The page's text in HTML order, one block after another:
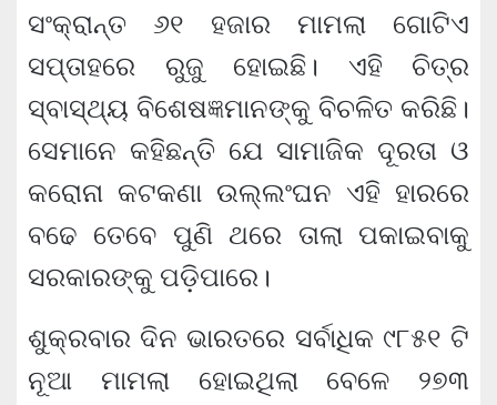
ସଂକ୍ରାନ୍ତ ୬୧ ହଜାର ମାମଲା ଗୋଟିଏ
ସପ୍ତାହରେ ରୁଜୁ ହୋଇଛି। ଏହି ଚିତ୍ର
ସ୍ବାସ୍ଥ୍ୟ ବିଶେଷଜ୍ଞମାନଙ୍କୁ ବିଚଳିତ କରିଛି।
ସେମାନେ କହିଛନ୍ତି ଯେ ସାମାଜିକ ଦୂରତା ଓ
କରୋନା କଟକଣା ଉଲ୍ଲଂଘନ ଏହି ହାରରେ
ବଢେ ତେବେ ପୁଣି ଥରେ ତାଲା ପକାଇବାକୁ
ସରକାରଙ୍କୁ ପଡ଼ିପାରେ।
ଶୁକ୍ରବାର ଦିନ ଭାରତରେ ସର୍ବାଧିକ ୯୮୫୧ ଟି
ନୂଆ ମାମଲା ହୋଇଥିଲା ବେଳେ ୨୭୩